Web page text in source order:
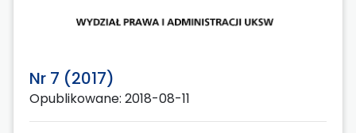
Nr 7 (2017)
Opublikowane: 2018-08-11